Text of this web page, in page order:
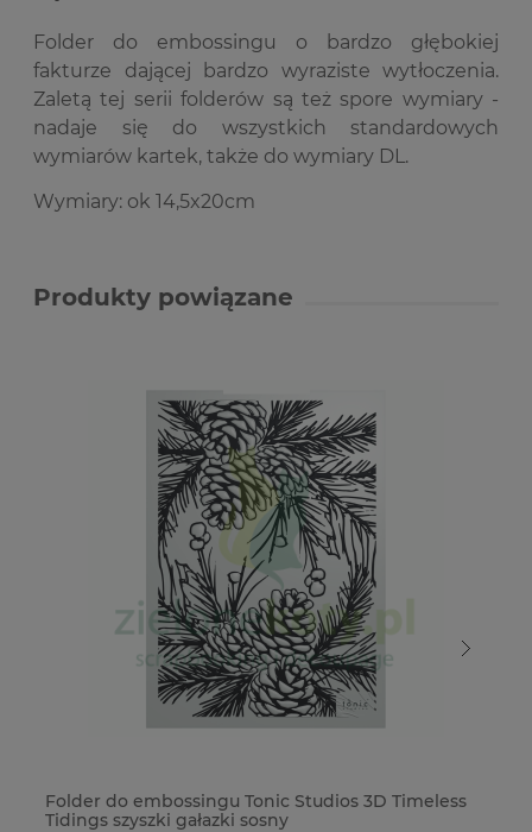
Folder do embossingu o bardzo głębokiej
fakturze dającej bardzo wyraziste wytłoczenia.
Zaletą tej serii folderów są też spore wymiary -
nadaje się do wszystkich standardowych
wymiarów kartek, także do wymiary DL.
Wymiary: ok 14,5x20cm
Produkty powiązane
Folder do embossingu Tonic Studios 3D Timeless
Tidings szyszki gałazki sosny